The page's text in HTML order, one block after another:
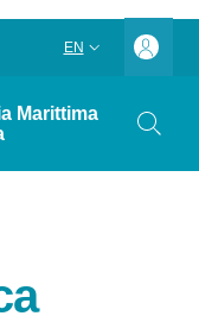
LANGUAGE
EN
Marittima